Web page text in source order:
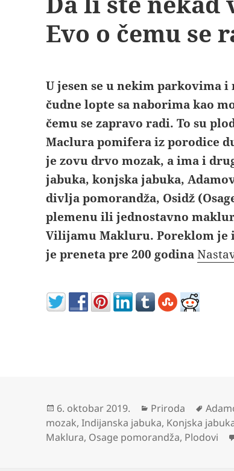
Evo o čemu se
U jesen se u nekim parkovima
čudne lopte sa naborima kao
čemu se zapravo radi. To su
Maclura pomifera iz porodice
je zovu drvo mozak, a ima i
jabuka, konjska jabuka,
divlja pomorandža, Osidž
plemenu ili jednostavno
Vilijamu Makluru. Poreklom je
je preneta pre 200 godina
Objavljeno
6. oktobar 2019. Kategorije
Priroda
mozak,Indijanska jabuka, Konjska
Maklura, Osage pomorandža, Plodovi